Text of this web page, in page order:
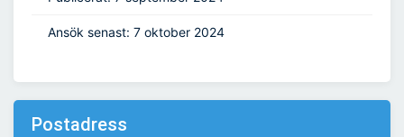
Ansök senast: 7 oktober 2024
Postadress